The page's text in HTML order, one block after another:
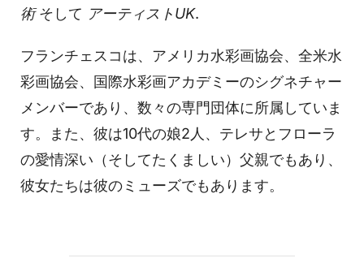
術そして アーティストUK.
フランチェスコは、アメリカ水彩画協会、全米水
彩画協会、国際水彩画アカデミーのシグネチャー
メンバーであり、数々の専門団体に所属していま
す。また、彼は10代の娘2人、テレサとフローラ
の愛情深い（そしてたくましい）父親でもあり、
彼女たちは彼のミューズでもあります。